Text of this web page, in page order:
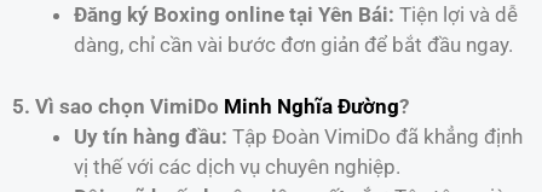
Đăng ký Boxing online tại Yên Bái: Tiện lợi và dễ
dàng, chỉ cần vài bước đơn giản để bắt đầu ngay.
5. Vì sao chọn VimiDo Minh Nghĩa Đường?
Uy tín hàng đầu: Tập Đoàn VimiDo đã khẳng định
vị thế với các dịch vụ chuyên nghiệp.